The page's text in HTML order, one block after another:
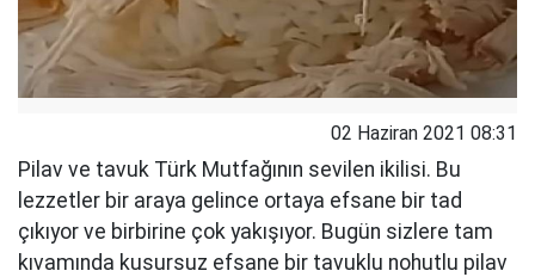
02 Haziran 2021 08:31
Pilav ve tavuk Türk Mutfağının sevilen ikilisi. Bu
lezzetler bir araya gelince ortaya efsane bir tad
çıkıyor ve birbirine çok yakışıyor. Bugün sizlere tam
kıvamında kusursuz efsane bir tavuklu nohutlu pilav